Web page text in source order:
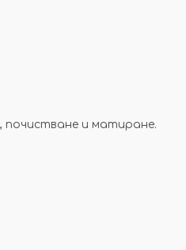
почистване и матиране.